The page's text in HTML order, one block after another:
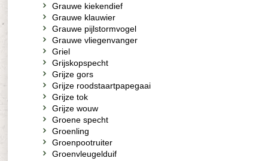
Grauwe kiekendief
Grauwe klauwier
Grauwe pijlstormvogel
Grauwe vliegenvanger
Griel
Grijskopspecht
Grijze gors
Grijze roodstaartpapegaai
Grijze tok
Grijze wouw
Groene specht
Groenling
Groenpootruiter
Groenvleugelduif